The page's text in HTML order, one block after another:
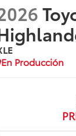
En Producción